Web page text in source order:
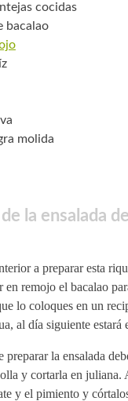
cocidas
bacalao
molida
la ensalada
a preparar esta
en remojo el bacalao
lo coloques en un
al día siguiente estará
preparar la ensalada
y cortarla en juliana.
y el pimiento y